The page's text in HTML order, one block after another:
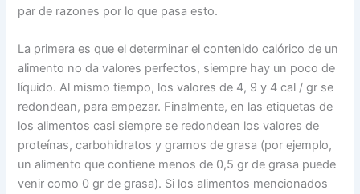
par de razones por lo que pasa esto.
La primera es que el determinar el contenido calórico de un
alimento no da valores perfectos, siempre hay un poco de
líquido. Al mismo tiempo, los valores de 4, 9 y 4 cal / gr se
redondean, para empezar. Finalmente, en las etiquetas de
los alimentos casi siempre se redondean los valores de
proteínas, carbohidratos y gramos de grasa (por ejemplo,
un alimento que contiene menos de 0,5 gr de grasa puede
venir como 0 gr de grasa). Si los alimentos mencionados